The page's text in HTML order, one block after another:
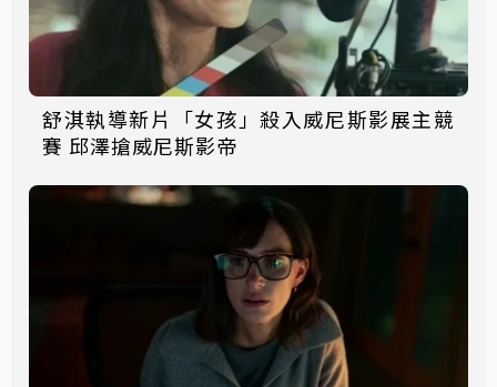
舒淇執導新片「女孩」殺入威尼斯影展主競
賽 邱澤搶威尼斯影帝